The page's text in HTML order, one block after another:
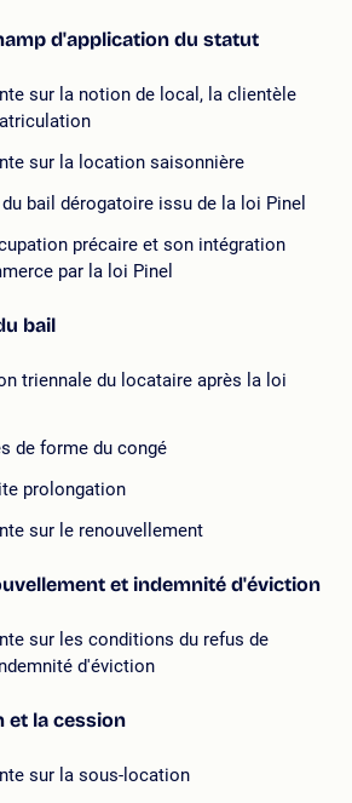
d'application du statut
sur la notion de local, la clientèle
sur la location saisonnière
bail dérogatoire issu de la loi Pinel
précaire et son intégration
par la loi Pinel
bail
triennale du locataire après la loi
de forme du congé
prolongation
sur le renouvellement
et indemnité d'éviction
sur les conditions du refus de
d'éviction
et la cession
sur la sous-location